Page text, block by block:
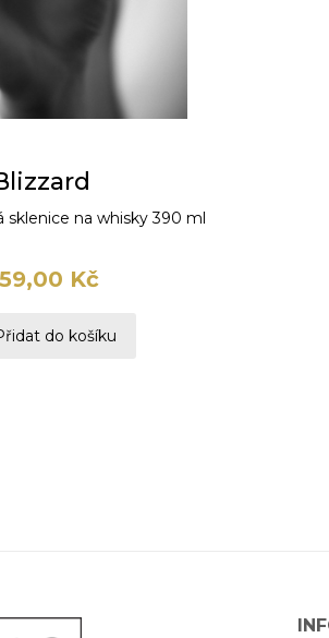
sklenice na whisky 390 ml
Kč
do košíku